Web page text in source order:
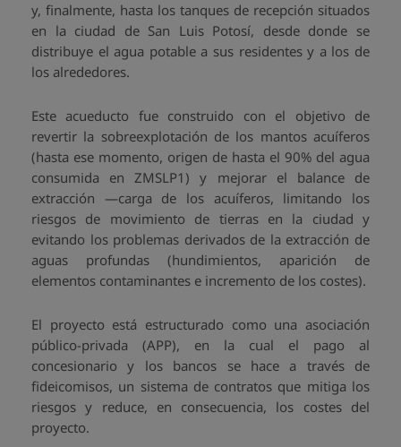
y, finalmente, hasta los tanques de recepción situados
en la ciudad de San Luis Potosí, desde donde se
distribuye el agua potable a sus residentes y a los de
los alrededores.
Este acueducto fue construido con el objetivo de
revertir la sobreexplotación de los mantos acuíferos
(hasta ese momento, origen de hasta el 90% del agua
consumida en ZMSLP1) y mejorar el balance de
extracción —carga de los acuíferos, limitando los
riesgos de movimiento de tierras en la ciudad y
evitando los problemas derivados de la extracción de
aguas profundas (hundimientos, aparición de
elementos contaminantes e incremento de los costes).
El proyecto está estructurado como una asociación
público-privada (APP), en la cual el pago al
concesionario y los bancos se hace a través de
fideicomisos, un sistema de contratos que mitiga los
riesgos y reduce, en consecuencia, los costes del
proyecto.